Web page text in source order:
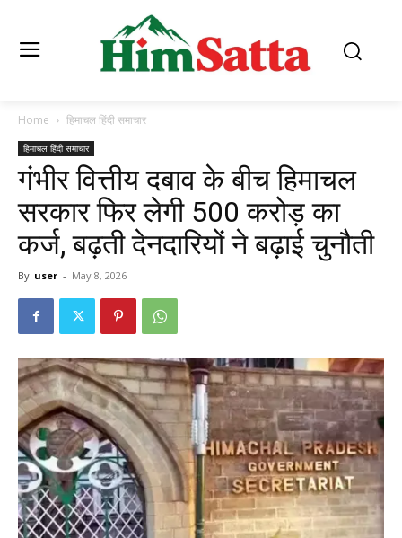
Home हिमाचल हिंदी समाचार
हिमाचल हिंदी समाचार
गंभीर वित्तीय दबाव के बीच हिमाचल
सरकार फिर लेगी 500 करोड़ का
कर्ज, बढ़ती देनदारियों ने बढ़ाई चुनौती
By user - May 8, 2026